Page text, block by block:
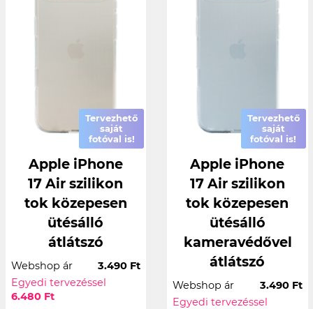
Tervezhető
saját
fotóval is!
Apple iPhone
17 Air szilikon
tok közepesen
ütésálló
átlátszó
Webshop ár
3.490 Ft
Egyedi tervezéssel
6.480 Ft
Tervezhető
saját
fotóval is!
Apple iPhone
17 Air szilikon
tok közepesen
ütésálló
kameravédővel
átlátszó
Webshop ár
3.490 Ft
Egyedi tervezéssel